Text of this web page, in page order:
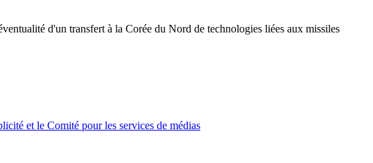
d'un transfert à la Corée du Nord de technologies liées aux missiles
et le Comité pour les services de médias